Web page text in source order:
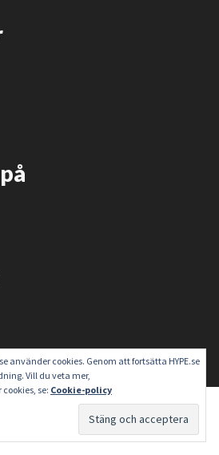
använder cookies. Genom att fortsätta HYPE.se
Vill du veta mer,
se: Cookie-policy